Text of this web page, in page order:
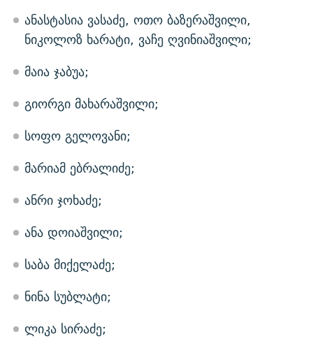
ანასტასია ვასაძე, ოთო ბაზერაშვილი,
ნიკოლოზ ხარატი, ვაჩე ღვინიაშვილი;
მაია ჯაბუა;
გიორგი მახარაშვილი;
სოფო გელოვანი;
მარიამ ებრალიძე;
ანრი ჯოხაძე;
ანა დოიაშვილი;
საბა მიქელაძე;
ნინა სუბლატი;
ლიკა სირაძე;